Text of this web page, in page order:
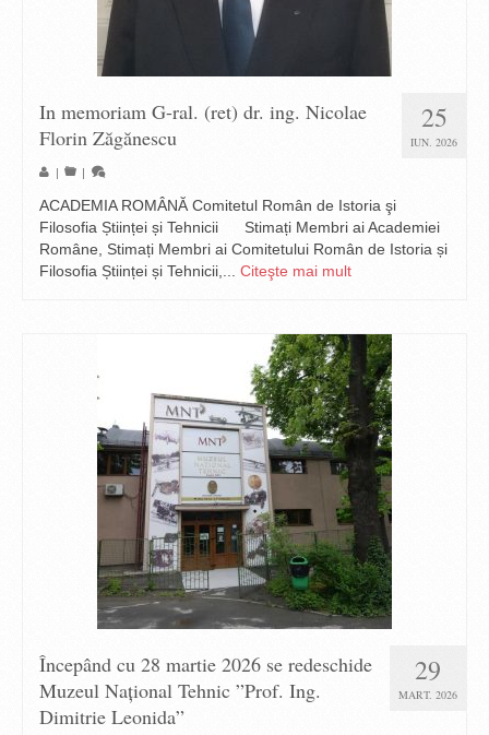
25
IUN. 2026
In memoriam G-ral. (ret) dr. ing. Nicolae
Florin Zăgănescu
| |
ACADEMIA ROMÂNĂ Comitetul Român de Istoria şi
Filosofia Științei și Tehnicii Stimați Membri ai Academiei
Române, Stimați Membri ai Comitetului Român de Istoria și
Filosofia Științei și Tehnicii,... Citeşte mai mult
29
MART. 2026
Începând cu 28 martie 2026 se redeschide
Muzeul Național Tehnic ”Prof. Ing.
Dimitrie Leonida”